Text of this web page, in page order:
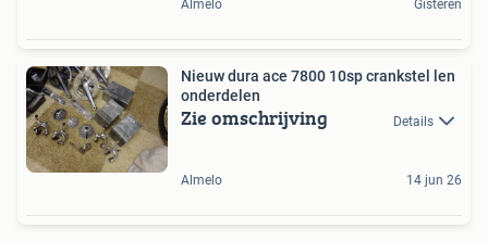
Almelo Gisteren
Nieuw dura ace 7800 10sp crankstel len
onderdelen
Zie omschrijving Details
Almelo 14 jun 26